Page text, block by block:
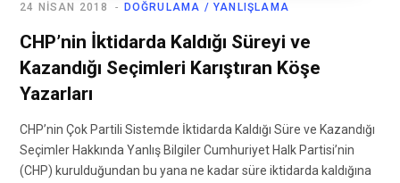
DOĞRULAMA / YANLIŞLAMA
24 NISAN 2018
CHP’nin İktidarda Kaldığı Süreyi ve
Kazandığı Seçimleri Karıştıran Köşe
Yazarları
CHP’nin Çok Partili Sistemde İktidarda Kaldığı Süre ve Kazandığı
Seçimler Hakkında Yanlış Bilgiler Cumhuriyet Halk Partisi’nin
(CHP) kurulduğundan bu yana ne kadar süre iktidarda kaldığına